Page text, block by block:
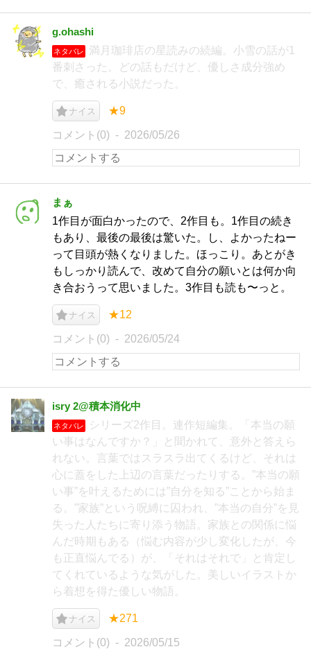
g.ohashi
ネタバレ
満月珈琲店の星読みの続編。小雪の話が1
番刺さった。どの話もだけど、優しさ成分強め
で、癒される小説だった。
ナイス ★9
コメント(0) 2026/05/26
まぁ
1作目が面白かったので、2作目も。1作目の続き
もあり、最後の最後は驚いた。し、よかったねー
って目頭が熱くなりました。ほっこり。あとがき
もしっかり読んで、改めて自分の願いとは何か向
き合おうって思いました。3作目も読も〜っと。
ナイス ★12
コメント(0) 2026/05/24
isry 2@積本消化中
ネタバレ
シリーズ2作目。連作短編集。「本当の願
い事はなんですか？」と聞かれて、意外と答えら
れない。言葉ではスラスラ出てくるけど、それは
心に蓋をした上辺の言葉だったりする。”本当の願
い事”を叶えるためには”自分を知る”ことから始ま
る。”家族”という呪縛に囚われ、”本当の自分”を見
失った人たちに寄り添う物語。家族との関係に悩
んだ時期もある（悩む内容が少し変化したが、今
も正直悩んでる）が、「それはそれで」と肯定し
てくれているような気がした。美しいイラストか
ら着想を得た優しい物語。
ナイス ★271
コメント(0) 2026/05/15